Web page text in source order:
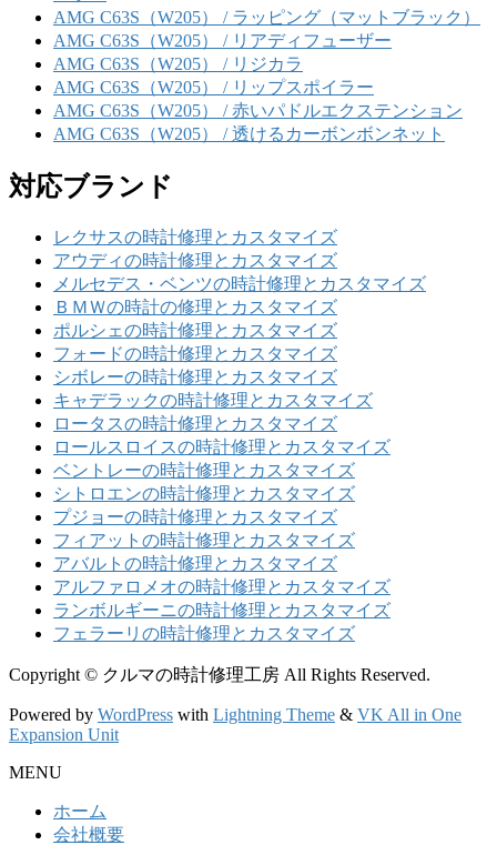
AMG C63S（W205） / ラッピング（マットブラック）
AMG C63S（W205） / リアディフューザー
AMG C63S（W205） / リジカラ
AMG C63S（W205） / リップスポイラー
AMG C63S（W205） / 赤いパドルエクステンション
AMG C63S（W205） / 透けるカーボンボンネット
対応ブランド
レクサスの時計修理とカスタマイズ
アウディの時計修理とカスタマイズ
メルセデス・ベンツの時計修理とカスタマイズ
ＢＭＷの時計の修理とカスタマイズ
ポルシェの時計修理とカスタマイズ
フォードの時計修理とカスタマイズ
シボレーの時計修理とカスタマイズ
キャデラックの時計修理とカスタマイズ
ロータスの時計修理とカスタマイズ
ロールスロイスの時計修理とカスタマイズ
ベントレーの時計修理とカスタマイズ
シトロエンの時計修理とカスタマイズ
プジョーの時計修理とカスタマイズ
フィアットの時計修理とカスタマイズ
アバルトの時計修理とカスタマイズ
アルファロメオの時計修理とカスタマイズ
ランボルギーニの時計修理とカスタマイズ
フェラーリの時計修理とカスタマイズ
Copyright © クルマの時計修理工房 All Rights Reserved.
Powered by WordPress with Lightning Theme & VK All in One
Expansion Unit
MENU
ホーム
会社概要